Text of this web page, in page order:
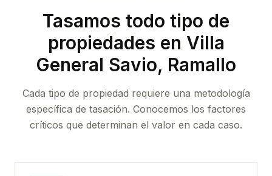
Tasamos todo tipo de
propiedades en Villa
General Savio, Ramallo
Cada tipo de propiedad requiere una metodología
específica de tasación. Conocemos los factores
críticos que determinan el valor en cada caso.